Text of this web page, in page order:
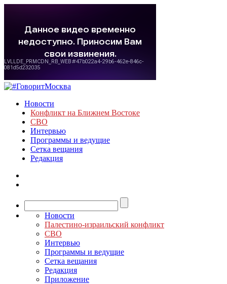
Новости
Конфликт на Ближнем Востоке
СВО
Интервью
Программы и ведущие
Сетка вещания
Редакция
Новости
Палестино-израильский конфликт
СВО
Интервью
Программы и ведущие
Сетка вещания
Редакция
Приложение